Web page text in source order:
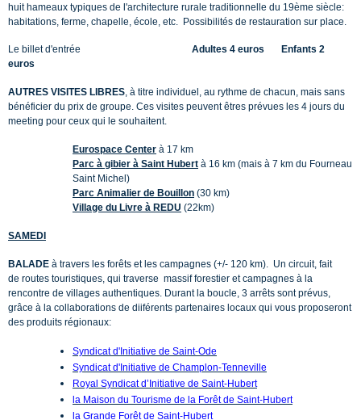
huit hameaux typiques de l'architecture rurale traditionnelle du 19ème siècle:
habitations, ferme, chapelle, école, etc. Possibilités de restauration sur place.
Le billet d'entrée Adultes 4 euros Enfants 2
euros
AUTRES VISITES LIBRES, à titre individuel, au rythme de chacun, mais sans
bénéficier du prix de groupe. Ces visites peuvent êtres prévues les 4 jours du
meeting pour ceux qui le souhaitent.
Eurospace Center à 17 km
Parc à gibier à Saint Hubert à 16 km (mais à 7 km du Fourneau
Saint Michel)
Parc Animalier de Bouillon (30 km)
Village du Livre à REDU (22km)
SAMEDI
BALADE à travers les forêts et les campagnes (+/- 120 km). Un circuit, fait
de routes touristiques, qui traverse massif forestier et campagnes à la
rencontre de villages authentiques. Durant la boucle, 3 arrêts sont prévus,
grâce à la collaborations de diiférents partenaires locaux qui vous proposeront
des produits régionaux:
Syndicat d'Initiative de Saint-Ode
Syndicat d'Initiative de Champlon-Tenneville
Royal Syndicat d’Initiative de Saint-Hubert
la Maison du Tourisme de la Forêt de Saint-Hubert
la Grande Forêt de Saint-Hubert